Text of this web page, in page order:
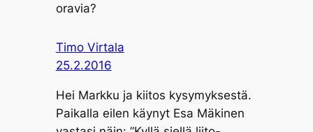
oravia?
Timo Virtala
25.2.2016
Hei Markku ja kiitos kysymyksestä.
Paikalla eilen käynyt Esa Mäkinen